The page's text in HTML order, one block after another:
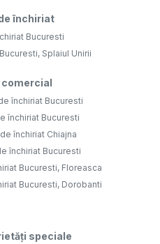
închiriat
Bucuresti
Splaiul Unirii
închiriat Bucuresti
închiriat Bucuresti
închiriat Chiajna
închiriat Bucuresti
Bucuresti, Floreasca
Bucuresti, Dorobanti
speciale